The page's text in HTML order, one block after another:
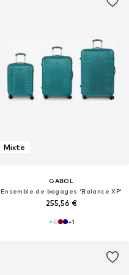
Mixte
GABOL
Ensemble de bagages 'Balance XP'
255,56 €
+1